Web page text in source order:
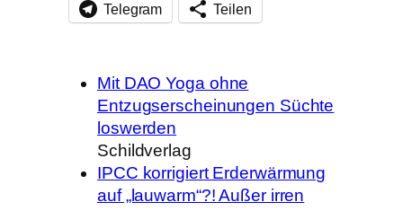
Telegram Teilen
Mit DAO Yoga ohne
Entzugserscheinungen Süchte
loswerden
Schildverlag
IPCC korrigiert Erderwärmung
auf „lauwarm“?! Außer irren